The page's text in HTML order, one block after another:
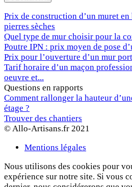
Prix de construction d’un muret
pierres sèches
Quel type de mur choisir pour la
Poutre IPN : prix moyen de pose
Prix pour l’ouverture d’un mur
Tarif horaire d’un maçon
oeuvre et...
Questions en rapports
Comment rallonger la hauteur
étage ?
Trouver des chantiers
© Allo-Artisans.fr 2021
Mentions légales
Nous utilisons des cookies pour
expérience sur notre site. Si vous